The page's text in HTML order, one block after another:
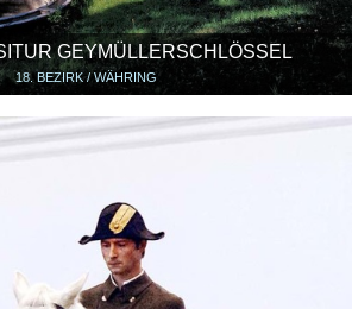
GEYMÜLLERSCHLÖSSEL
18. BEZIRK / WÄHRING